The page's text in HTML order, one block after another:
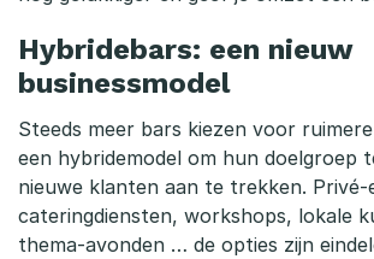
Hybridebars: een nieuw
businessmodel
Steeds meer bars kiezen voor
een hybridemodel om hun doelgroep
nieuwe klanten aan te trekken. Privé-
cateringdiensten, workshops, lokale
thema-avonden … de opties zijn